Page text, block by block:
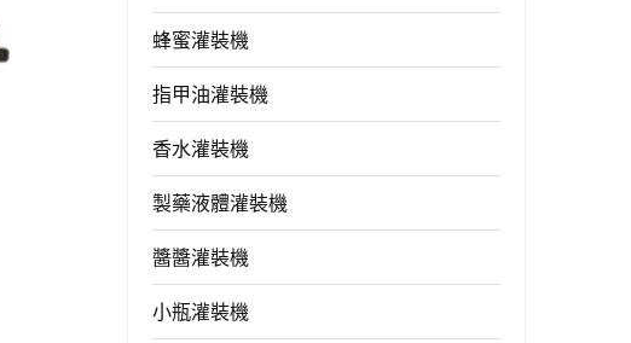
蜂蜜灌裝機
指甲油灌裝機
香水灌裝機
製藥液體灌裝機
醬醬灌裝機
小瓶灌裝機